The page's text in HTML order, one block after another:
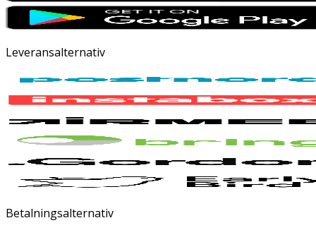
Leveransalternativ
Betalningsalternativ